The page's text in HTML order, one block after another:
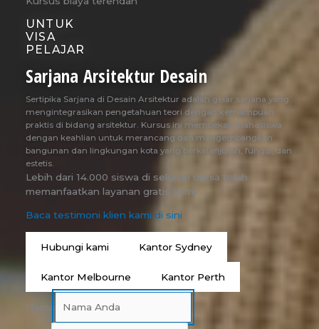
UNTUK
VISA
PELAJAR
Sarjana Arsitektur Desain
Sertipika Sarjana di Desain Arsitektur adalah gelar sarjana yang
mengintegrasikan pengetahuan teori dengan kemampuan
praktis di bidang arsitektur. Kursus ini membekali mahasiswa
dengan keahlian untuk merancang dan mengembangkan
bangunan dan lingkungan kota yang berkelanjutan, fungsi, dan
estetis.
Lebih dari 14.000 siswa di seluruh dunia telah
memanfaatkan layanan gratis kami.
Baca testimoni klien kami di sini
Hubungi kami Kantor Sydney
Kantor Melbourne Kantor Perth
Nama